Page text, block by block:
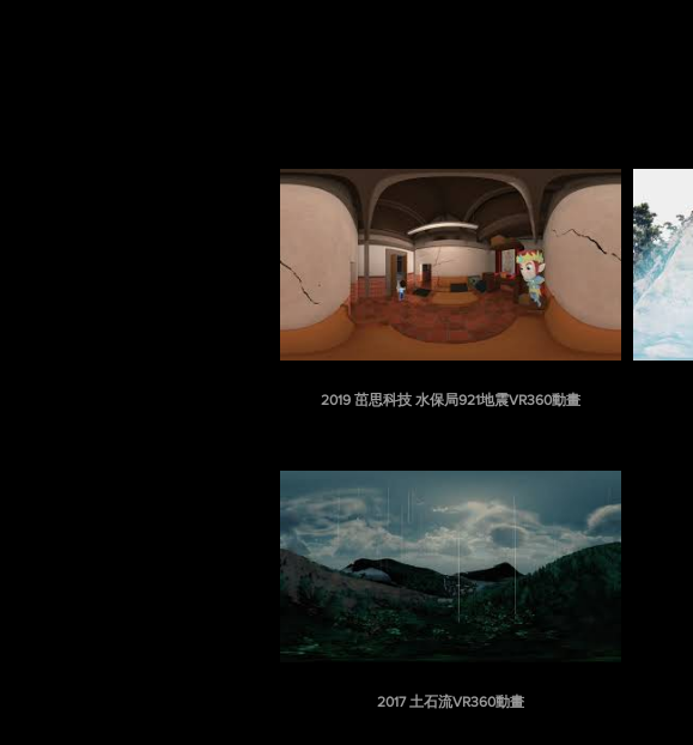
2019 茁思科技 水保局921地震VR360動畫
2017 土石流VR360動畫